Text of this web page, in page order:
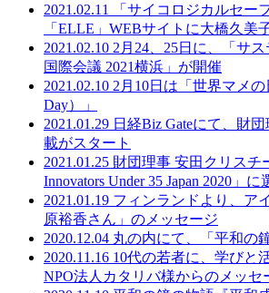
2021.02.11
「サイコロジカルセー
「ELLE」WEBサイトに大橋久美
2021.02.10 2月24、25日に、「サ
国際会議 2021横浜」が開催
2021.02.10 2月10日は「世界マメの
Day）」
2021.01.29 日経Biz Gateにて、財
載がスタート
2021.01.25 財団理事 安田クリスチ
Innovators Under 35 Japan 2020」に
2021.01.19 フィンランドより、ア
原裕香さん」のメッセージ
2020.12.04 丸の内にて、「平和の
2020.11.16 10代の若者に、学びと
NPO法人カタリバ様からのメッセ